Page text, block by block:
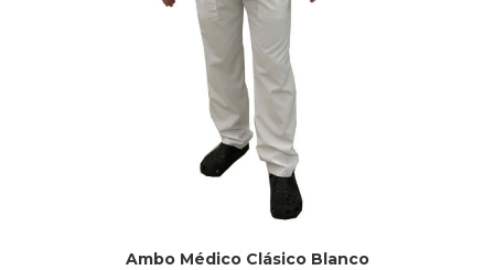
Ambo Médico Clásico Blanco